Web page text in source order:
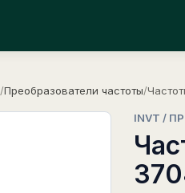
/Преобразователи частоты/
INVT /